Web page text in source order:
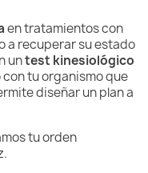
en tratamientos con
a recuperar su estado
untest kinesiológico
tu organismo que
diseñar un plan a
tu orden